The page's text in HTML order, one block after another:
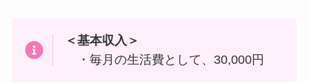
＜基本収入＞
・毎月の生活費として、30,000円